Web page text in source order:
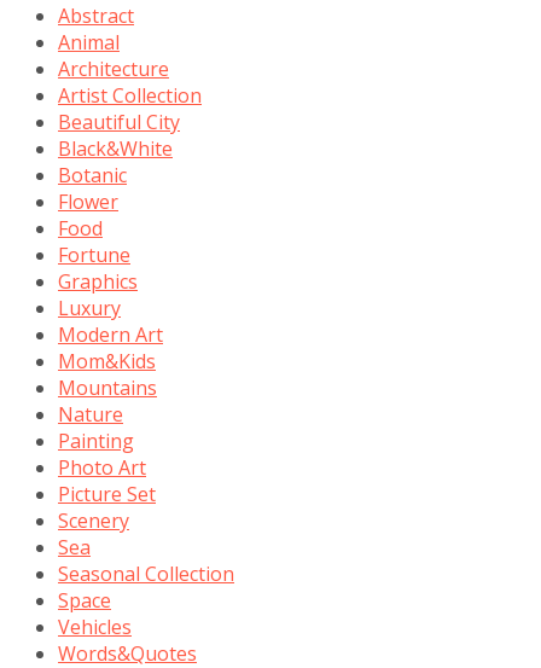
Abstract
Animal
Architecture
Artist Collection
Beautiful City
Black&White
Botanic
Flower
Food
Fortune
Graphics
Luxury
Modern Art
Mom&Kids
Mountains
Nature
Painting
Photo Art
Picture Set
Scenery
Sea
Seasonal Collection
Space
Vehicles
Words&Quotes